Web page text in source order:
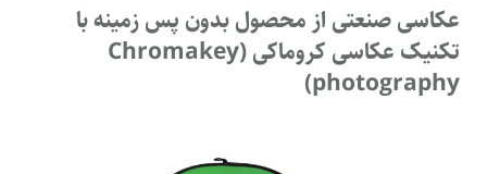
عکاسی صنعتی از محصول بدون پس زمینه با
تکنیک عکاسی کروماکی (Chromakey
photography)